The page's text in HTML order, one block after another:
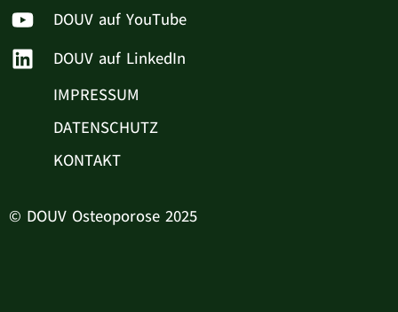
DOUV auf YouTube
DOUV auf LinkedIn
IMPRESSUM
DATENSCHUTZ
KONTAKT
© DOUV Osteoporose 2025